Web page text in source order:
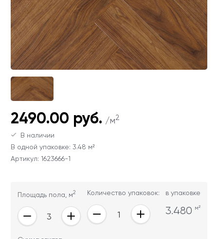
ОТПРАВИТЬ
Ваши данные не будут переданы третьим
Ваши данные не будут переданы третьим
лицам
Ваши данные не будут переданы третьим
лицам
2490.00 руб. /м2
В наличии
В одной упаковке: 3.48 м²
Артикул: 1623666-1
Площадь пола, м2 Количество упаковок: в упаковке
3.480 м²